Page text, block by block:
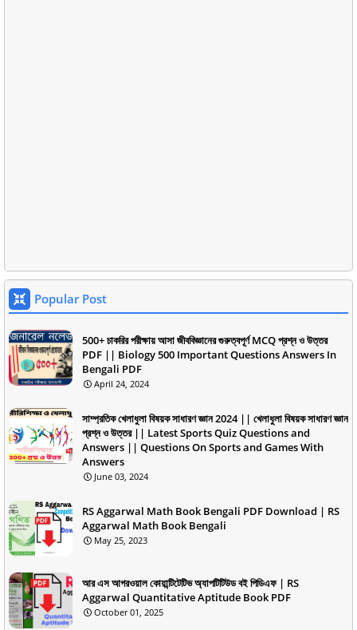
Popular Post
500+ চাকরির পরীক্ষায় আসা জীববিজ্ঞানের গুরুত্বপূর্ণ MCQ প্রশ্ন ও উত্তর
PDF || Biology 500 Important Questions Answers In
Bengali PDF
April 24, 2024
সাম্প্রতিক খেলাধুলা বিষয়ক সাধারণ জ্ঞান 2024 || খেলাধুলা বিষয়ক সাধারণ জ্ঞান
প্রশ্ন ও উত্তর || Latest Sports Quiz Questions and
Answers || Questions On Sports and Games With
Answers
June 03, 2024
RS Aggarwal Math Book Bengali PDF Download | RS
Aggarwal Math Book Bengali
May 25, 2023
আর এস আগরওয়াল কোয়ান্টিটেটিভ অ্যাপটিটিউড বই পিডিএফ | RS
Aggarwal Quantitative Aptitude Book PDF
October 01, 2025